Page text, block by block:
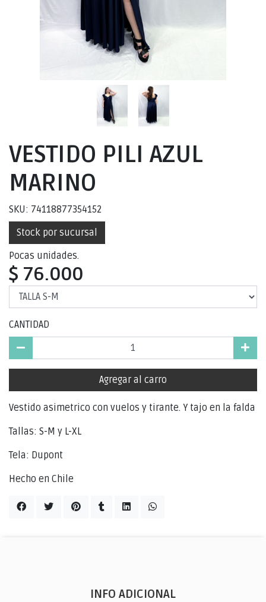
VESTIDO PILI AZUL
MARINO
SKU: 74118877354152
Stock por sucursal
Pocas unidades.
$ 76.000
CANTIDAD
Agregar al carro
Vestido asimetrico con vuelos y tirante. Y tajo en la falda
Tallas: S-M y L-XL
Tela: Dupont
Hecho en Chile
INFO ADICIONAL